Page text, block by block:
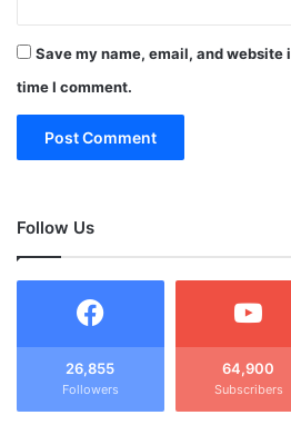
Save my name, email, and website
time I comment.
Follow Us
26,855
Followers
64,900
Subscribers